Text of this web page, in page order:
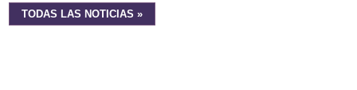
TODAS LAS NOTICIAS »